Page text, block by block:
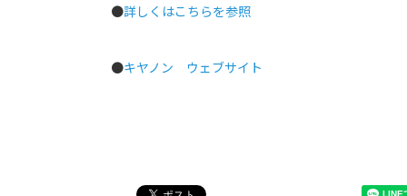
●詳しくはこちらを参照
●キヤノン ウェブサイト